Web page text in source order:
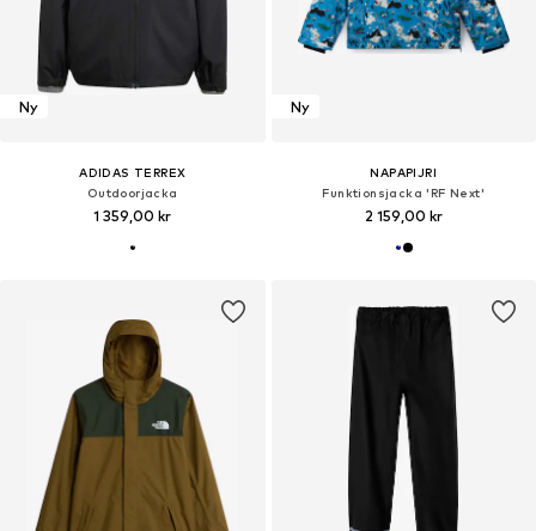
Ny
ADIDAS TERREX
Outdoorjacka
1 359,00 kr
Ny
NAPAPIJRI
Funktionsjacka 'RF Next'
2 159,00 kr